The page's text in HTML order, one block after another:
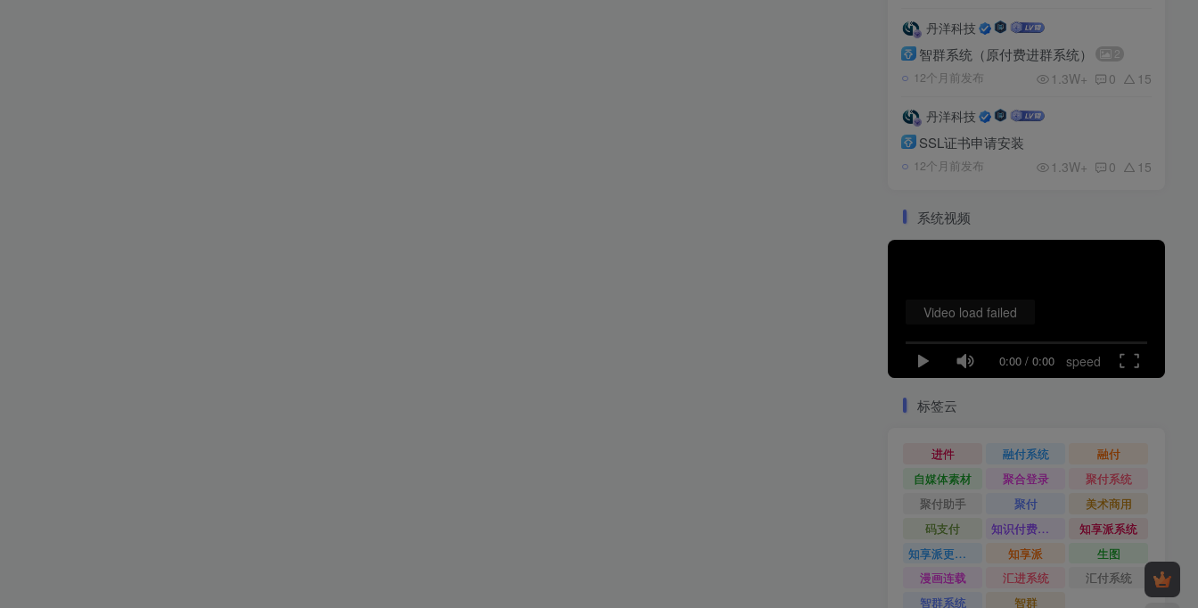
丹洋科技
智群系统（原付费进群系统） 2
12个月前发布 1.3W+ 0 15
丹洋科技
SSL证书申请安装
12个月前发布 1.3W+ 0 15
系统视频
0:00 / 0:00 speed
Video load failed
标签云
进件 融付系统
融付
自媒体素材
聚合登录
聚付系统
聚付助手
聚付
美术商用
码支付
知识付费系统
知享派系统
知享派更新日志
知享派
生图
漫画连载
汇进系统
汇付系统
智群系统
智群